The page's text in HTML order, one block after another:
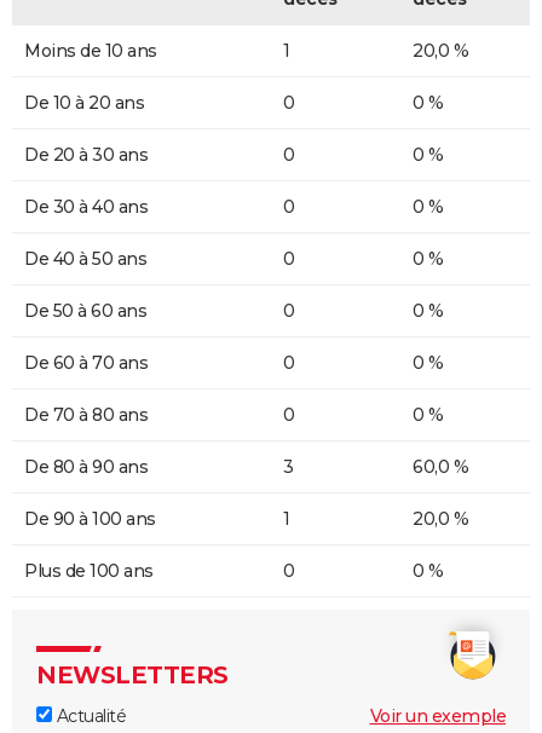
Moins de 10 ans 1 20,0 %
De 10 à 20 ans 0 0 %
De 20 à 30 ans 0 0 %
De 30 à 40 ans 0 0 %
De 40 à 50 ans 0 0 %
De 50 à 60 ans 0 0 %
De 60 à 70 ans 0 0 %
De 70 à 80 ans 0 0 %
De 80 à 90 ans 3 60,0 %
De 90 à 100 ans 1 20,0 %
Plus de 100 ans 0 0 %
NEWSLETTERS
Actualité
Voir un exemple